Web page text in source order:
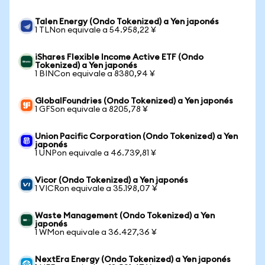
Talen Energy (Ondo Tokenized) a Yen japonés
1 TLNon equivale a 54.958,22 ¥
iShares Flexible Income Active ETF (Ondo
Tokenized) a Yen japonés
1 BINCon equivale a 8380,94 ¥
GlobalFoundries (Ondo Tokenized) a Yen japonés
1 GFSon equivale a 8205,78 ¥
Union Pacific Corporation (Ondo Tokenized) a Yen
japonés
1 UNPon equivale a 46.739,81 ¥
Vicor (Ondo Tokenized) a Yen japonés
1 VICRon equivale a 35.198,07 ¥
Waste Management (Ondo Tokenized) a Yen
japonés
1 WMon equivale a 36.427,36 ¥
NextEra Energy (Ondo Tokenized) a Yen japonés